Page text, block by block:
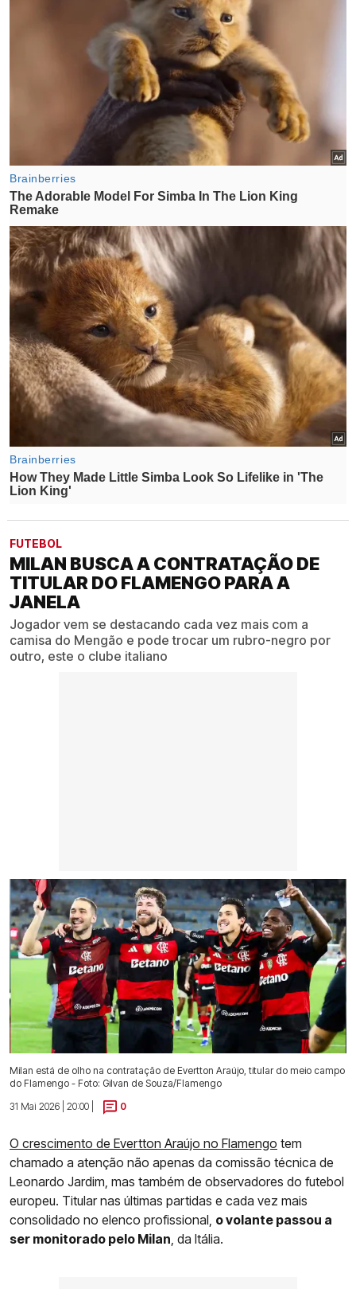
FUTEBOL
MILAN BUSCA A CONTRATAÇÃO DE
TITULAR DO FLAMENGO PARA A
JANELA
Jogador vem se destacando cada vez mais com a
camisa do Mengão e pode trocar um rubro-negro por
outro, este o clube italiano
Milan está de olho na contratação de Evertton Araújo, titular do meio campo
do Flamengo - Foto: Gilvan de Souza/Flamengo
31 Mai 2026 | 20:00 |
0
O crescimento de Evertton Araújo no Flamengo tem
chamado a atenção não apenas da comissão técnica de
Leonardo Jardim, mas também de observadores do futebol
europeu. Titular nas últimas partidas e cada vez mais
consolidado no elenco profissional, o volante passou a
ser monitorado pelo Milan , da Itália.